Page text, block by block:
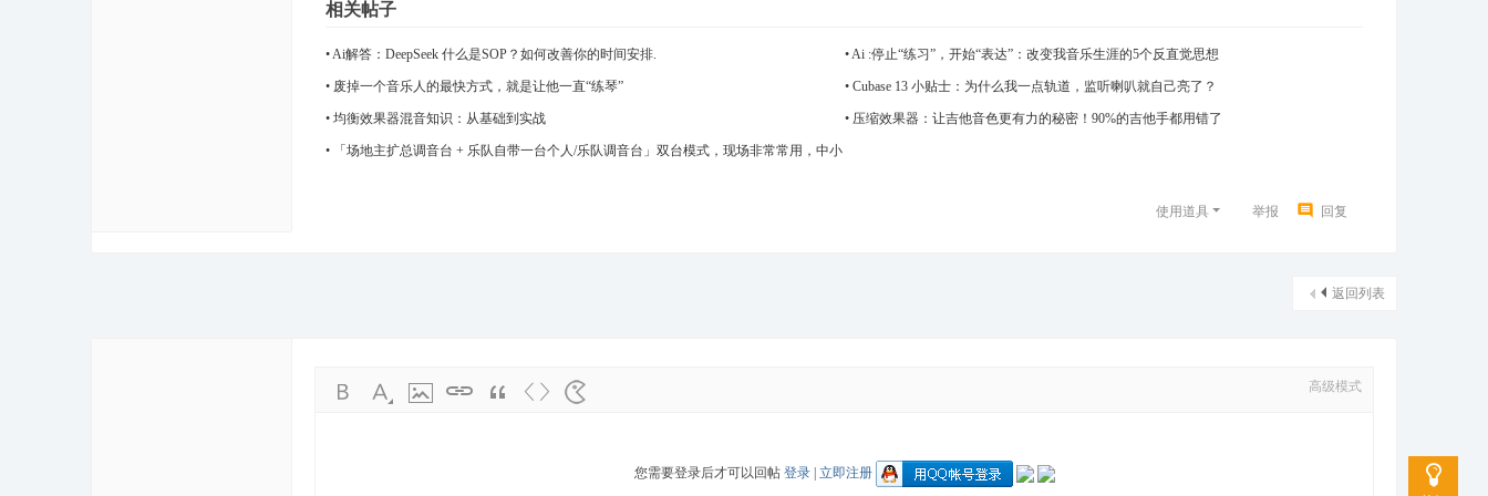
相关帖子
•Ai解答：DeepSeek 什么是SOP？如何改善你的时间安排. •Ai :停止“练习”，开始“表达”：改变我音乐生涯的5个反直觉思想
• 废掉一个音乐人的最快方式，就是让他一直“练琴” • Cubase 13 小贴士：为什么我一点轨道，监听喇叭就自己亮了？
• 均衡效果器混音知识：从基础到实战 • 压缩效果器：让吉他音色更有力的秘密！90%的吉他手都用错了
•
「场地主扩总调音台 + 乐队自带一台个人/乐队调音台」双台模式，现场非常常用，中小
回复
使用道具 举报
返回列表
高级模式
您需要登录后才可以回帖 登录| 立即注册